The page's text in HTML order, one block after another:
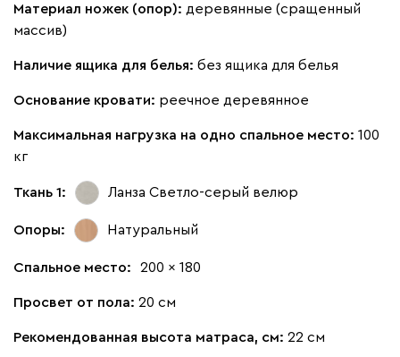
Материал ножек (опор): деревянные (сращенный
массив)
Наличие ящика для белья: без ящика для белья
Основание кровати: реечное деревянное
Максимальная нагрузка на одно спальное место: 100
кг
Ткань 1: Ланза Светло-серый велюр
Опоры: Натуральный
Спальное место: 200 x 180
Просвет от пола: 20 см
Рекомендованная высота матраса, см: 22 см